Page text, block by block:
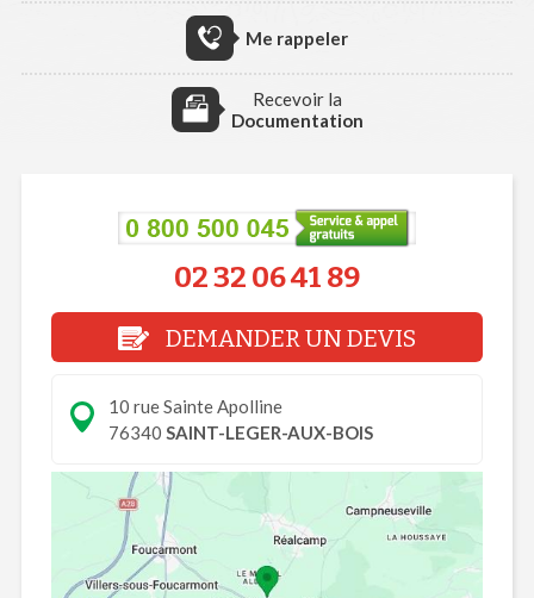
Me rappeler
Recevoir la
Documentation
02 32 06 41 89
DEMANDER UN DEVIS
10 rue Sainte Apolline
76340 SAINT-LEGER-AUX-BOIS